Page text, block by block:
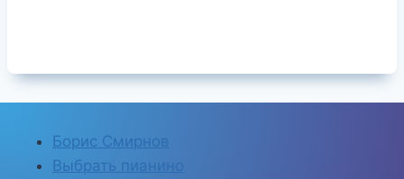
Борис Смирнов
Выбрать пианино